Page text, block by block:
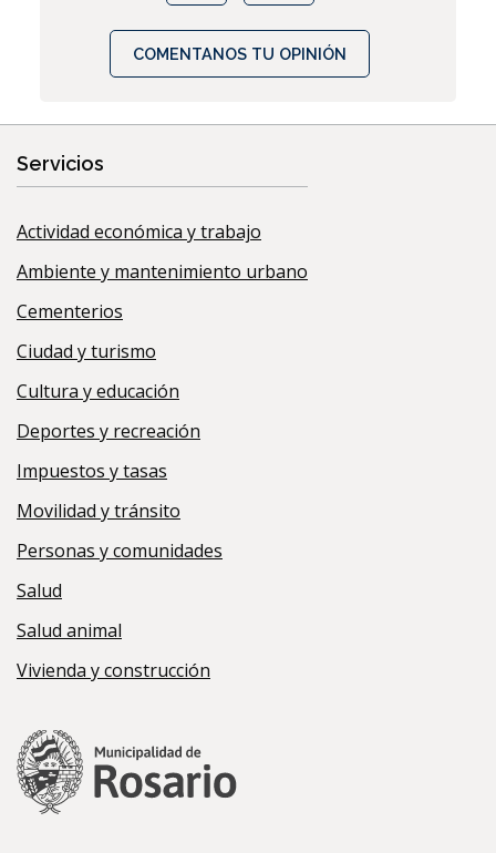
COMENTANOS TU OPINIÓN
Servicios
Actividad económica y trabajo
Ambiente y mantenimiento urbano
Cementerios
Ciudad y turismo
Cultura y educación
Deportes y recreación
Impuestos y tasas
Movilidad y tránsito
Personas y comunidades
Salud
Salud animal
Vivienda y construcción